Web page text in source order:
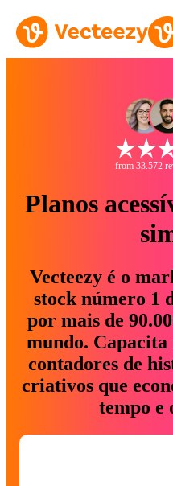
from 33.572
Planos
Vecteezy é o
stock número 1
por mais de
mundo. Capacita
contadores de
criativos que
tempo e